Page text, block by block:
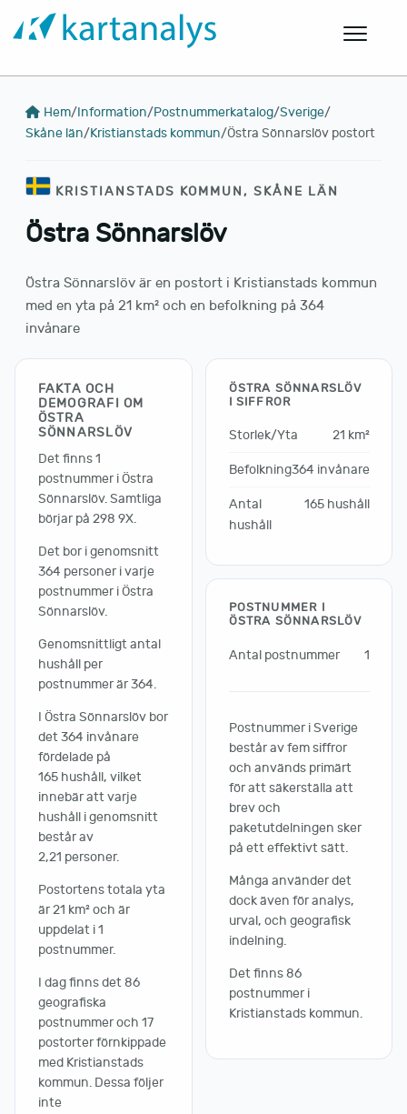
Hem/Information/Postnummerkatalog/Sverige/
Skåne län/Kristianstads kommun/Östra Sönnarslöv postort
KRISTIANSTADS KOMMUN, SKÅNE LÄN
Östra Sönnarslöv
Östra Sönnarslöv är en postort i Kristianstads kommun
med en yta på 21 km² och en befolkning på 364
invånare
FAKTA OCH
DEMOGRAFI OM
ÖSTRA
SÖNNARSLÖV
Det finns 1
postnummer i Östra
Sönnarslöv. Samtliga
börjar på 298 9X.
Det bor i genomsnitt
364 personer i varje
postnummer i Östra
Sönnarslöv.
Genomsnittligt antal
hushåll per
postnummer är 364.
I Östra Sönnarslöv bor
det 364 invånare
fördelade på
165 hushåll, vilket
innebär att varje
hushåll i genomsnitt
består av
2,21 personer.
Postortens totala yta
är 21 km² och är
uppdelat i 1
postnummer.
I dag finns det 86
geografiska
postnummer och 17
postorter förnkippade
med Kristianstads
kommun. Dessa följer
inte
ÖSTRA SÖNNARSLÖV
I SIFFROR
Storlek/Yta 21 km²
Befolkning364 invånare
Antal
hushåll
165 hushåll
POSTNUMMER I
ÖSTRA SÖNNARSLÖV
Antal postnummer 1
Postnummer i Sverige
består av fem siffror
och används primärt
för att säkerställa att
brev och
paketutdelningen sker
på ett effektivt sätt.
Många använder det
dock även för analys,
urval, och geografisk
indelning.
Det finns 86
postnummer i
Kristianstads kommun.